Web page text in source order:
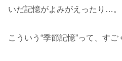
いだ記憶がよみがえったり…。
こういう“季節記憶”って、すご